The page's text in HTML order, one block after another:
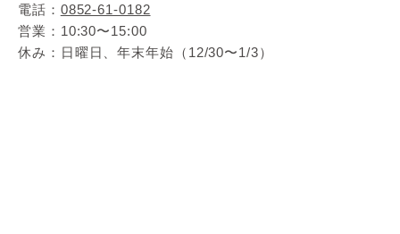
電話： 0852-61-0182
営業：10:30〜15:00
休み：日曜日、年末年始（12/30〜1/3）